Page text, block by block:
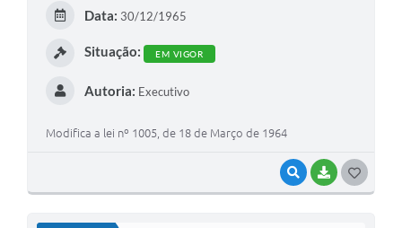
VISUALIZAR
BAIXAR
Data: 30/12/1965
Situação: EM VIGOR
Autoria: Executivo
Modifica a lei nº 1005, de 18 de Março de 1964